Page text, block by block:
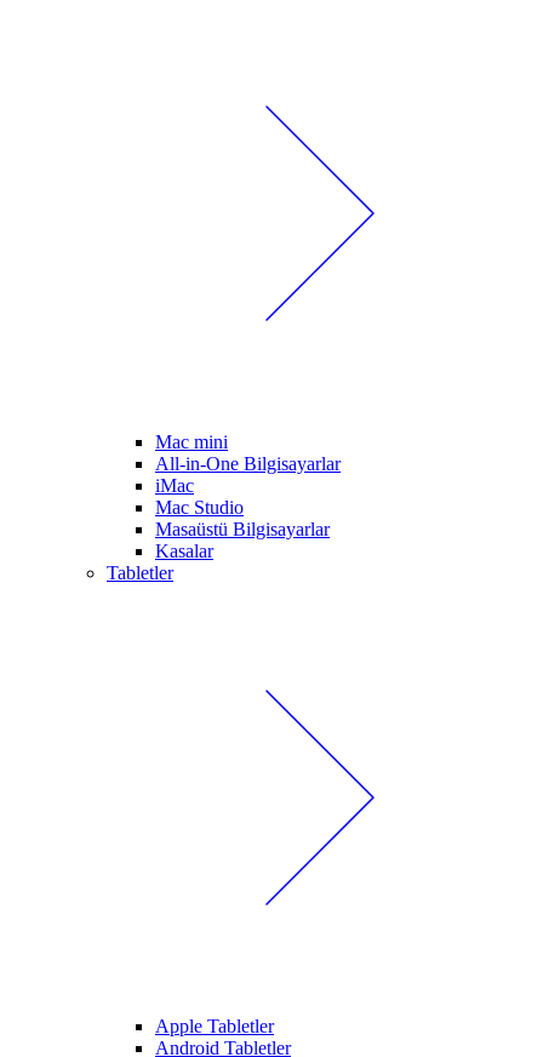
Mac mini
All-in-One Bilgisayarlar
iMac
Mac Studio
Masaüstü Bilgisayarlar
Kasalar
Tabletler
Apple Tabletler
Android Tabletler